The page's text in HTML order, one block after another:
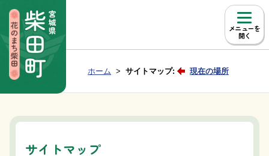
メニュー
Group NAV 現在位置：
ホーム サイトマップ: 現在の場所
サイトマップ